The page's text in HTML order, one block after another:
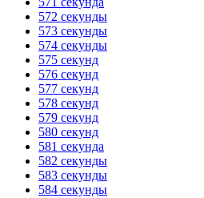
572 секунды
573 секунды
574 секунды
575 секунд
576 секунд
577 секунд
578 секунд
579 секунд
580 секунд
581 секунда
582 секунды
583 секунды
584 секунды